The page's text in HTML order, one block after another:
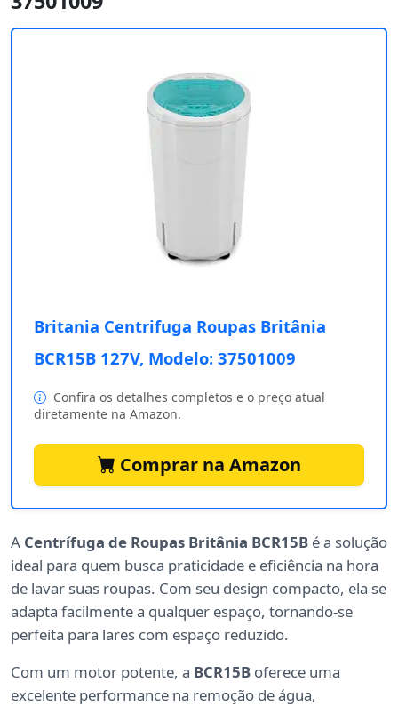
Britania Centrifuga Roupas Britânia
BCR15B 127V, Modelo: 37501009
Confira os detalhes completos e o preço atual
diretamente na Amazon.
Comprar na Amazon
A Centrífuga de Roupas Britânia BCR15B é a solução
ideal para quem busca praticidade e eficiência na hora
de lavar suas roupas. Com seu design compacto, ela se
adapta facilmente a qualquer espaço, tornando-se
perfeita para lares com espaço reduzido.
Com um motor potente, a BCR15B oferece uma
excelente performance na remoção de água,